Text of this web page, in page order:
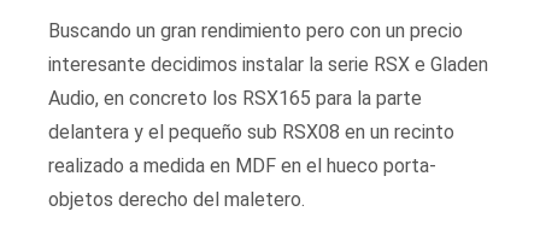
Buscando un gran rendimiento pero con un precio
interesante decidimos instalar la serie RSX e Gladen
Audio, en concreto los RSX165 para la parte
delantera y el pequeño sub RSX08 en un recinto
realizado a medida en MDF en el hueco porta-
objetos derecho del maletero.